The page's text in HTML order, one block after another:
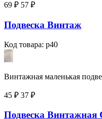
69 ₽ 57 ₽
Подвеска Винтаж
Код товара: p40
Винтажная маленькая
45 ₽ 37 ₽
Подвеска Винтажная